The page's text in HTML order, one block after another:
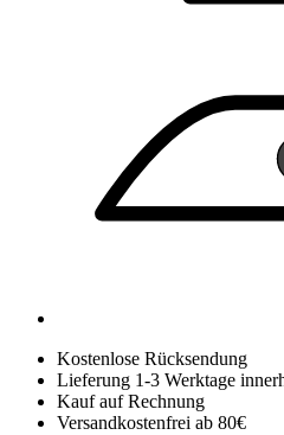
Kostenlose Rücksendung
Lieferung 1-3 Werktage
Kauf auf Rechnung
Versandkostenfrei ab 80€